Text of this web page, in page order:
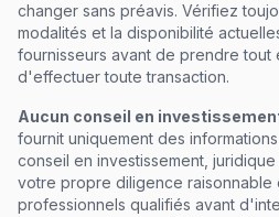
changer sans préavis. Vérifiez
modalités et la disponibilité
fournisseurs avant de prendre tout
d'effectuer toute transaction.
Aucun conseil en
fournit uniquement des
conseil en investissement,
votre propre diligence raisonnable
professionnels qualifiés avant